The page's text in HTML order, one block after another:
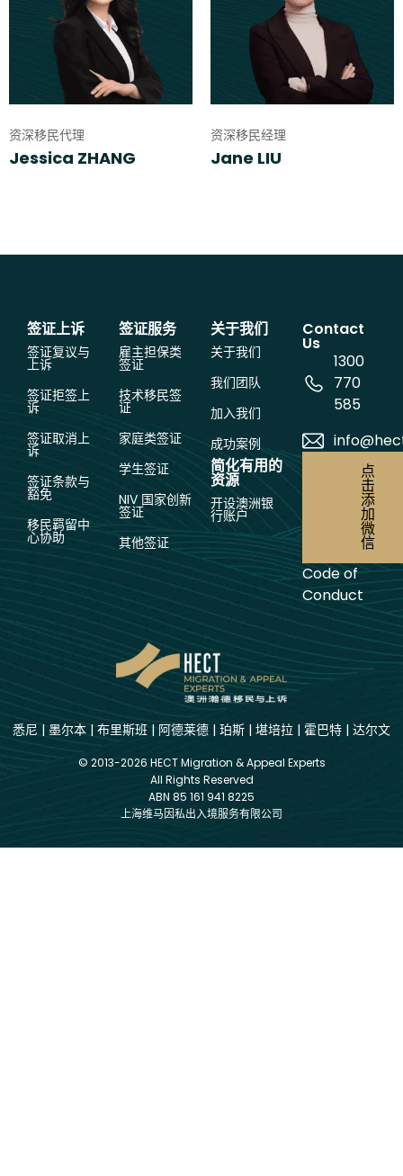
资深移民代理
Jessica ZHANG
资深移民经理
Jane LIU
签证上诉
签证复议与
上诉
签证拒签上
诉
签证取消上
诉
签证条款与
豁免
移民羁留中
心协助
签证服务
雇主担保类
签证
技术移民签
证
家庭类签证
学生签证
NIV 国家创新
签证
其他签证
关于我们
关于我们
我们团队
加入我们
成功案例
简化有用的
资源
开设澳洲银
行账户
Contact
Us
1300
770
585
点
击
添
加
微
信
Code of
Conduct
悉尼 | 墨尔本 | 布里斯班 | 阿德莱德 | 珀斯 | 堪培拉 | 霍巴特 | 达尔文
© 2013-2026 HECT Migration & Appeal Experts
All Rights Reserved
ABN 85 161 941 8225
上海维马因私出入境服务有限公司